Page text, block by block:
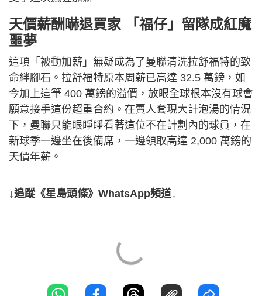
天價薪酬嚇退買家 「福仔」留隊成紅魔
噩夢
這項「被動加薪」無疑成為了曼聯清洗拉舒福特的致
命絆腳石。拉舒福特原本周薪已高達 32.5 萬鎊，如
今加上這筆 400 萬鎊的溢價，放眼全球根本沒有球會
願意接手這份超重合約。在賣人套現大計泡湯的情況
下，曼聯只能眼睜睜看著這位不在計劃內的球員，在
新球季一邊坐在後備席，一邊領取高達 2,000 萬鎊的
天價年薪。
↓追蹤《星島頭條》WhatsApp頻道↓